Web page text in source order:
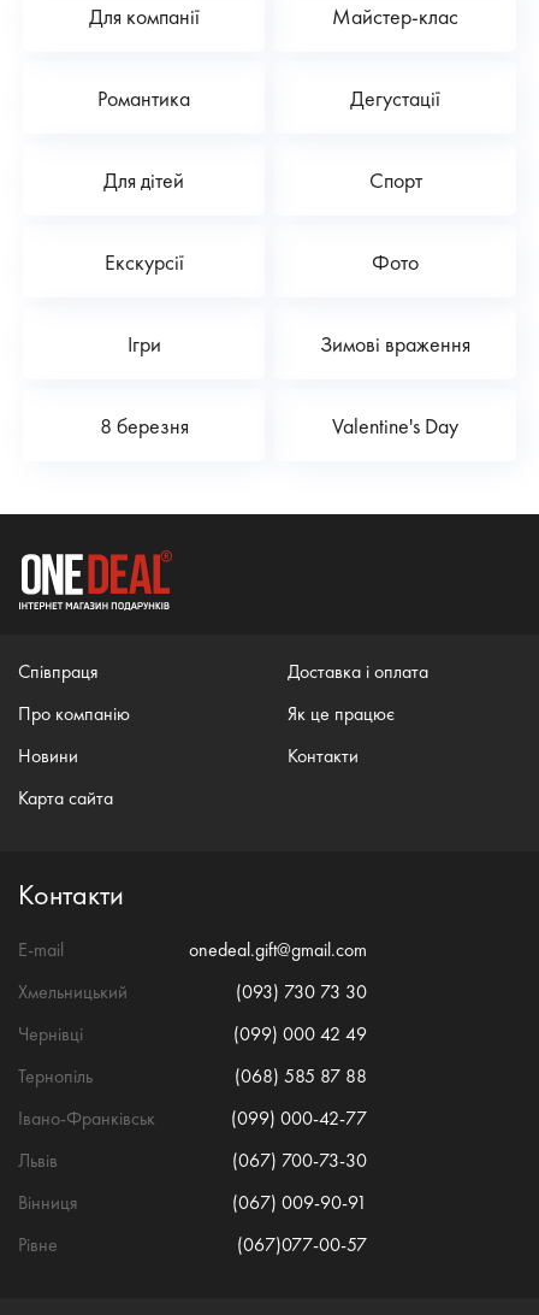
Для компанії Майстер-клас
Романтика Дегустації
Для дітей Спорт
Екскурсії Фото
Ігри Зимові враження
8 березня Valentine's Day
Співпраця
Про компанію
Новини
Карта сайта
Доставка і оплата
Як це працює
Контакти
Контакти
E-mail
onedeal.gift@gmail.com
Хмельницький
(093) 730 73 30
Чернівці
(099) 000 42 49
Тернопіль
(068) 585 87 88
Івано-Франківськ
(099) 000-42-77
Львів
(067) 700-73-30
Вінниця
(067) 009-90-91
Рівне
(067)077-00-57